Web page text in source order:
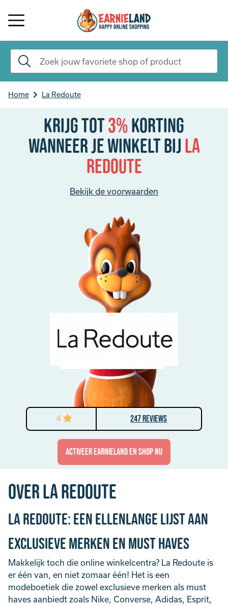
Home La Redoute
Krijg tot3%korting
Wanneer je winkelt bijLa
Redoute
Bekijk de voorwaarden
4 247 Reviews
activeer Earnieland en shop nu
Over La Redoute
La Redoute: een ellenlange lijst aan
exclusieve merken en must haves
Makkelijk toch die online winkelcentra? La Redoute is
er één van, en niet zomaar één! Het is een
modeboetiek die zowel exclusieve merken als must
haves aanbiedt zoals Nike, Converse, Adidas, Esprit,